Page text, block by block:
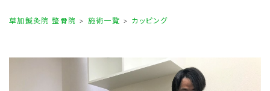
草加鍼灸院 整骨院 施術一覧 カッピング